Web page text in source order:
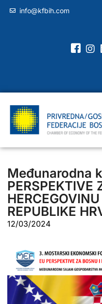
info@kfbih.com
Međunarodna
PERSPEKTIVE
REPUBLIKE
12/03/2024